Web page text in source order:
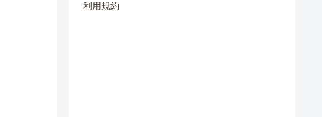
利用規約